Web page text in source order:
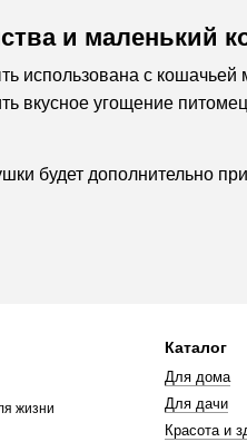
и маленький
использована с
вкусное угощение
будет дополнительно
жизни
Каталог
Для дома
Для дачи
Красота и